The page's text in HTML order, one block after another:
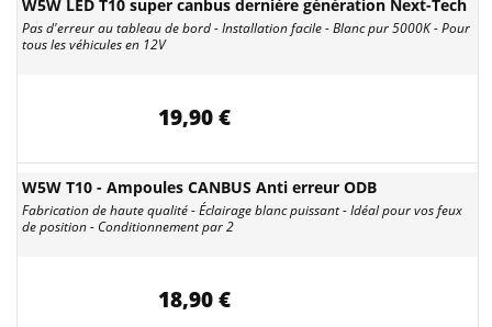
W5W LED T10 super canbus dernière génération Next-Tech
Pas d'erreur au tableau de bord - Installation facile - Blanc pur 5000K - Pour
tous les véhicules en 12V
19,90 €
W5W T10 - Ampoules CANBUS Anti erreur ODB
Fabrication de haute qualité - Éclairage blanc puissant - Idéal pour vos feux
de position - Conditionnement par 2
18,90 €